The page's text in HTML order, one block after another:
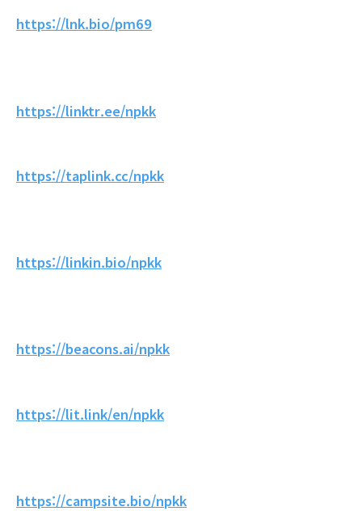
https://lnk.bio/pm69
https://linktr.ee/npkk
https://taplink.cc/npkk
https://linkin.bio/npkk
https://beacons.ai/npkk
https://lit.link/en/npkk
https://campsite.bio/npkk